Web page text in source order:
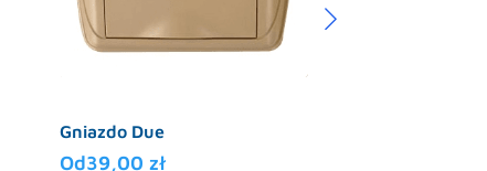
Gniazdo Due
Od39,00 zł